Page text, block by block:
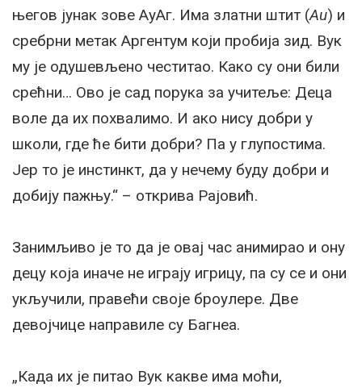
његов јунак зове АуАг. Има златни штит (Au) и
сребрни метак Аргентум који пробија зид. Вук
му је одушевљено честитао. Како су они били
срећни… Ово је сад порука за учитеље: Деца
воле да их похвалимо. И ако нису добри у
школи, где ће бити добри? Па у глупостима.
Јер то је инстинкт, да у нечему буду добри и
добију пажњу.“ – открива Рајовић.
Занимљиво је то да је овај час анимирао и ону
децу која иначе не играју игрицу, па су се и они
укључили, правећи своје броулере. Две
девојчице направиле су Багнеа.
„Када их је питао Вук какве има моћи,